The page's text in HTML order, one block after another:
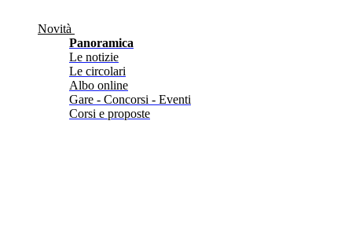
Novità
Panoramica
Le notizie
Le circolari
Albo online
Gare - Concorsi - Eventi
Corsi e proposte